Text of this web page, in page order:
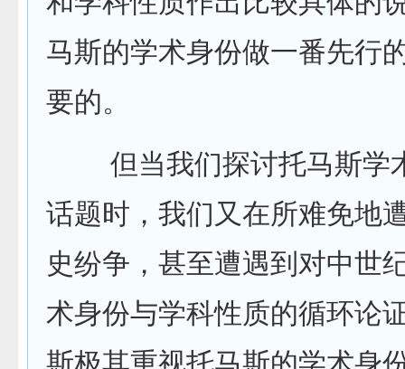
马斯的学术身份做一番先行
要的。
但当我们探讨托马斯学
话题时，我们又在所难免地
史纷争，甚至遭遇到对中世
术身份与学科性质的循环论
斯极其重视托马斯的学术身